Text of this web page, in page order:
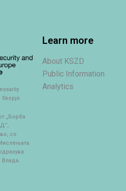
Skopje.
„Борба
со
Влада.
Learn more
About KSZD
Public Information
Analytics